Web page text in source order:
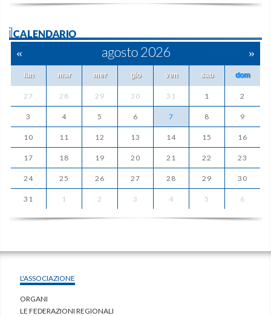
ilCALENDARIO
« agosto 2026 »
lun mar mer gio ven sab dom
27 28 29 30 31 1 2
3 4 5 6 7 8 9
10 11 12 13 14 15 16
17 18 19 20 21 22 23
24 25 26 27 28 29 30
31 1 2 3 4 5 6
L'ASSOCIAZIONE
ORGANI
LE FEDERAZIONI REGIONALI